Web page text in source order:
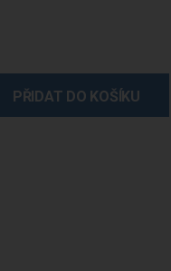
PŘIDAT DO KOŠÍKU